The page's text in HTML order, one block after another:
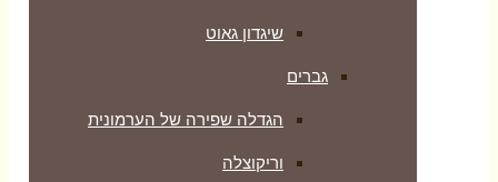
שיגדון גאוט
גברים
הגדלה שפירה של הערמונית
וריקוצלה